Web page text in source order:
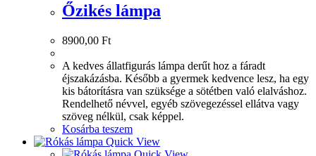
Őzikés lámpa
8900,00 Ft
A kedves állatfigurás lámpa derűt hoz a fáradt
éjszakázásba. Később a gyermek kedvence lesz, ha egy
kis bátorításra van szüksége a sötétben való elalváshoz.
Rendelhető névvel, egyéb szövegezéssel ellátva vagy
szöveg nélkül, csak képpel.
Kosárba teszem
Quick View